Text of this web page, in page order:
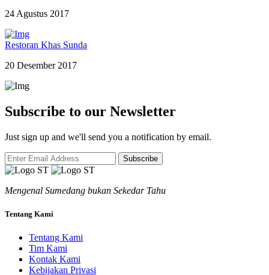
24 Agustus 2017
Restoran Khas Sunda
20 Desember 2017
Subscribe to our Newsletter
Just sign up and we'll send you a notification by email.
Subscribe
Mengenal Sumedang bukan Sekedar Tahu
Tentang Kami
Tentang Kami
Tim Kami
Kontak Kami
Kebijakan Privasi